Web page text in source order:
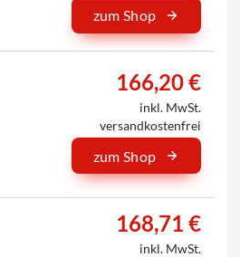
zum Shop
166,20 €
inkl. MwSt.
versandkostenfrei
zum Shop
168,71 €
inkl. MwSt.